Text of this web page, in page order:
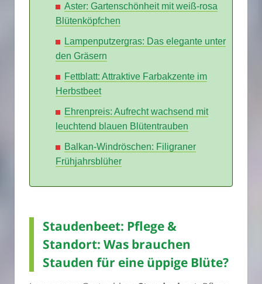
Aster: Gartenschönheit mit weiß-rosa
Blütenköpfchen
Lampenputzergras: Das elegante unter
den Gräsern
Fettblatt: Attraktive Farbakzente im
Herbstbeet
Ehrenpreis: Aufrecht wachsend mit
leuchtend blauen Blütentrauben
Balkan-Windröschen: Filigraner
Frühjahrsblüher
Staudenbeet: Pflege &
Standort: Was brauchen
Stauden für eine üppige Blüte?